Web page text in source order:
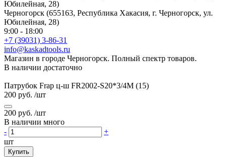
Черногорск (655163, Республика Хакасия, г. Черногорск, ул.
Юбилейная, 28)
9:00 - 18:00
+7 (39031) 3-86-31
info@kaskadtools.ru
Магазин в городе Черногорск. Полный спектр товаров.
В наличии достаточно
Патрубок Frap ц-ш FR2002-S20*3/4М (15)
200 руб. /шт
200 руб. /шт
В наличии много
-
+
шт
Купить